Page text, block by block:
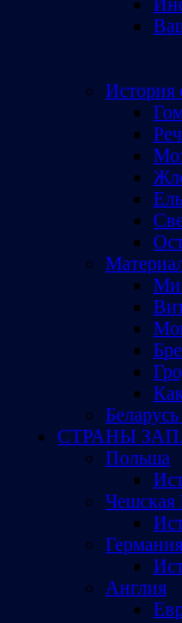
История
СТРАНЫ
Польша
Чешская
Германия
Англия